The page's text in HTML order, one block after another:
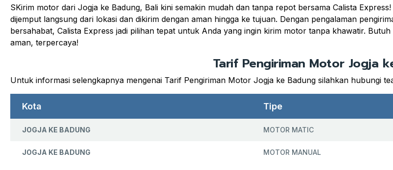
SKirim motor dari Jogja ke Badung, Bali kini semakin mudah dan tanpa repot bersama Calista
dijemput langsung dari lokasi dan dikirim dengan aman hingga ke tujuan. Dengan pengalaman
bersahabat, Calista Express jadi pilihan tepat untuk Anda yang ingin kirim motor tanpa khawatir.
aman, terpercaya!
Tarif Pengiriman Motor Jogja
Untuk informasi selengkapnya mengenai Tarif Pengiriman Motor Jogja ke Badung silahkan hubungi
Kota Tipe
JOGJA KE BADUNG MOTOR MATIC
JOGJA KE BADUNG MOTOR MANUAL